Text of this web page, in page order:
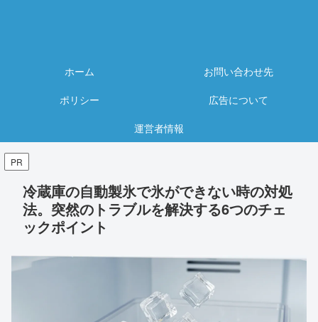
ホーム
お問い合わせ先
ポリシー
広告について
運営者情報
PR
冷蔵庫の自動製氷で氷ができない時の対処
法。突然のトラブルを解決する6つのチェ
ックポイント